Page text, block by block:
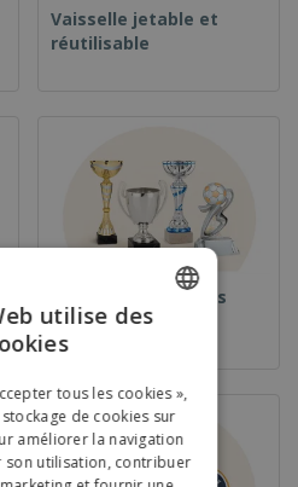
Vaisselle jetable et
réutilisable
Coupes et Trophées
DUTCH
PORTUGUESE
utilise des
tous les cookies »,
de cookies sur
améliorer la navigation
son utilisation, contribuer